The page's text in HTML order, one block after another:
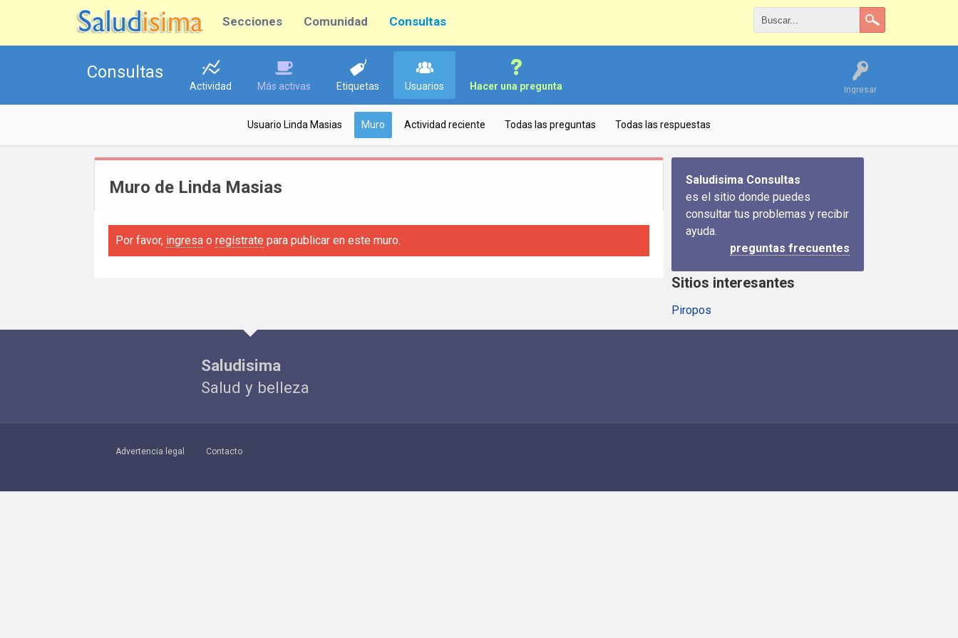
Secciones Comunidad Consultas
Ingresar
Consultas
Actividad Más activas Etiquetas Usuarios Hacer una pregunta
Usuario Linda Masias Muro Actividad reciente Todas las preguntas Todas las respuestas
Muro de Linda Masias
Por favor, ingresa o regístrate para publicar en este muro.
Saludisima Consultas
es el sitio donde puedes
consultar tus problemas y recibir
ayuda.
preguntas frecuentes
Sitios interesantes
Piropos
Saludisima
Salud y belleza
Advertencia legal Contacto